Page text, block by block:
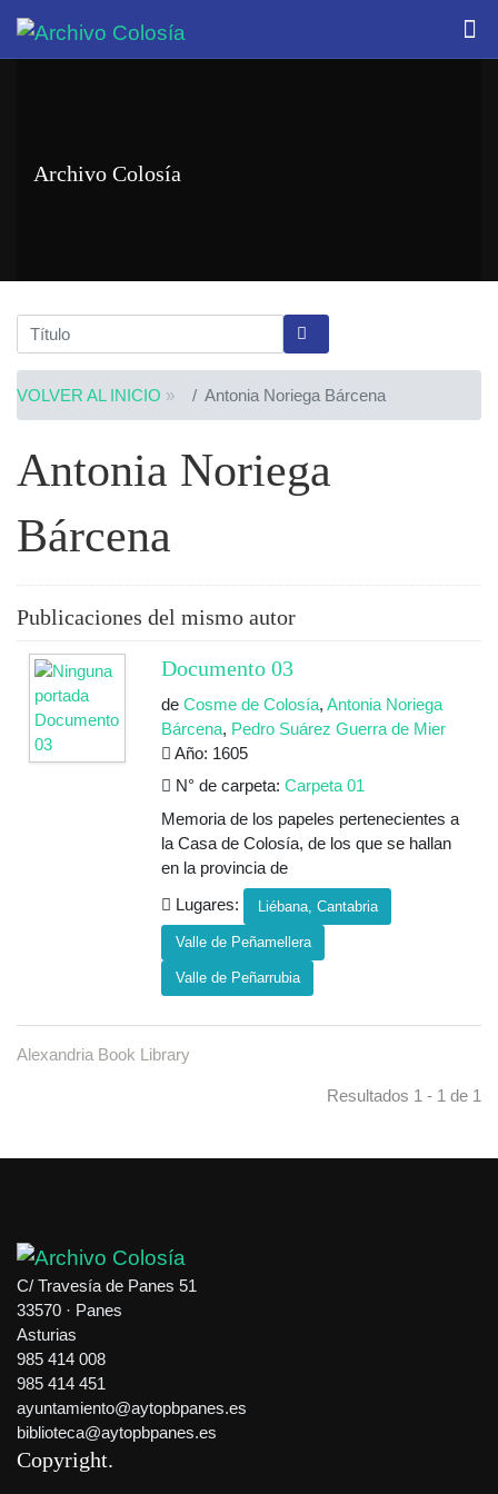
Archivo Colosía
VOLVER AL INICIO » Antonia Noriega Bárcena
Antonia Noriega
Bárcena
Publicaciones del mismo autor
Documento 03
deCosme de Colosía,Antonia Noriega
Bárcena, Pedro Suárez Guerra de Mier
Año: 1605
N° de carpeta:Carpeta 01
Memoria de los papeles pertenecientes a
la Casa de Colosía, de los que se hallan
en la provincia de
Lugares:
Liébana, Cantabria
Valle de Peñamellera
Valle de Peñarrubia
Alexandria Book Library
Resultados 1 - 1 de 1
C/ Travesía de Panes 51
33570 · Panes
Asturias
985 414 008
985 414 451
ayuntamiento@aytopbpanes.es
biblioteca@aytopbpanes.es
Copyright